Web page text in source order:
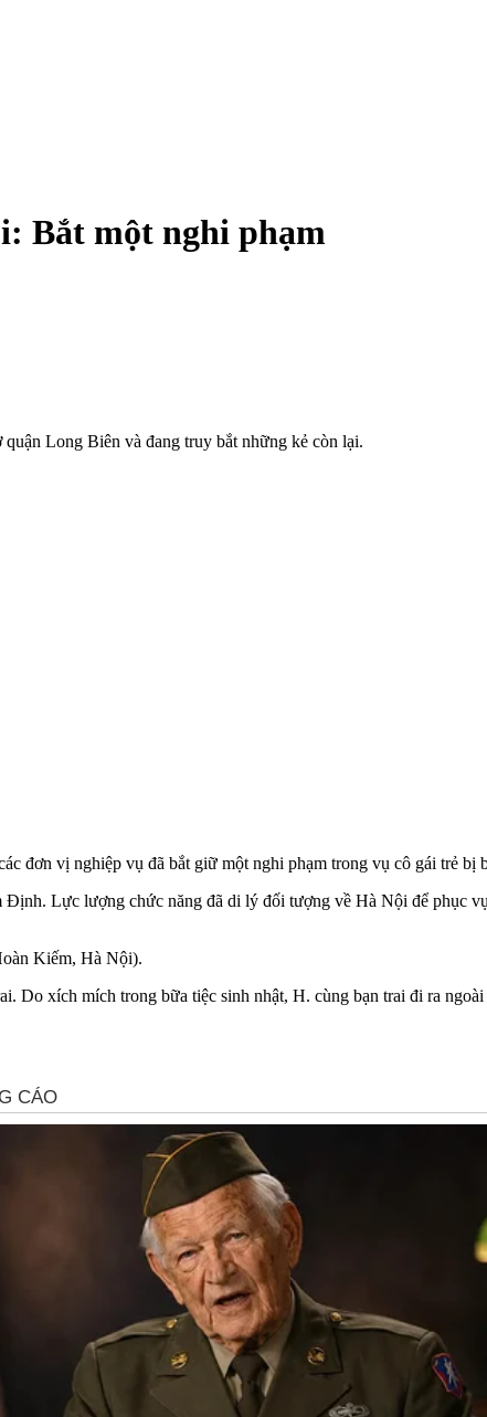
Bắt một nghi phạm
Long Biên và đang truy bắt những kẻ còn lại.
đơn vị nghiệp vụ đã bắt giữ một nghi phạm trong vụ cô gái trẻ bị
Lực lượng chức năng đã di lý đối tượng về Hà Nội để phục
Kiếm, Hà Nội).
Do xích mích trong bữa tiệc sinh nhật, H. cùng bạn trai đi ra